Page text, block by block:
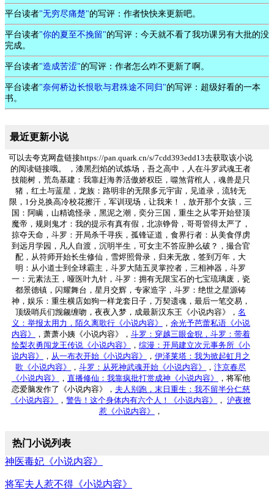
平台读者"无穷尽痛楚"的写评：作者快快来更新吧。
平台读者"你的夏至不挽留"的写评：今天就不看了我功课另有大批的没
完成。
平台读者"造成苦涩"的写评：作者怎么咋不更新了啊。
平台读者"奈何桥边长恨歌与君殊途不同归"的写评：超级好看的一本
书。
最近更新小说
可以去夸克网盘链接https://pan.quark.cn/s/7cdd393edd13去获取该小说
的阅读链接哦。 ，漆黑烈焰的试炼场，吾之高中，人在斗罗武魂王者
技能树，荒岛基建：我靠赶海养活傲娇权臣，噬煞背棺人，魂兽是只
猪，红土与蓝星，龙族：路明非的无限多元宇宙，见道录，流转无
限，1分兑换高冷校花擦汗，军训现场，让我来！，放开那个女孩，三
国：阿瞒，山精诡怪录，黑泥之潮，奕分三国，重生之从零开始登顶
魔帝，规则鬼才：我的提示有真有假，北凉铮骨，哥哥管得太严了，
掠夺天命，斗罗：开局杀千寻疾，孤锋证道，食界行者：从美食俘虏
到远月学园，凡人自渡，沉明半生，可女主不答应肿么破？，撮合官
配，从符师开始长生修仙，雪烬照骨录，归来无敌，签到万年，大
明：从小道士到全球霸主，斗罗大陆五灵掌控者，三相神器，斗罗
一：元素法王，哑医叶九针，斗罗：拥有无限宝石的七宝琉璃废，瓷
都景德镇，闪耀舞台，星月交辉，专家造字，斗罗：绝世之星源铸
神，娱乐：重生横店如狗一样龙套日子，万契遗魂，最后一笔交易，
顶级哨兵们觊觎缠吻，夜夜入梦，成最新汉东王《小说内容》，名
义：举报太用力， 陌久离歌行《小说内容》 ， 余光予芭蕾私语《小说
内容》
，萧萧小姨《小说内容》， 斗罗：穿越三眼金猊， 斗罗：带着
绘梨衣勇闯龙王传说《小说内容》
， 综漫：开局建立次元事务所《小
说内容》
， 从一布衣开始《小说内容》 ， 伊泽莱塔：我为掀起虹月之
歌《小说内容》
，斗罗：从死神武魂开始《小说内容》 ，汴京春尽
《小说内容》
， 直播修仙：我靠疯批打赏成神《小说内容》
，将军他
恋爱脑发作了《小说内容》， 夫人别跑， 末日重生：我不留半分仁慈
《小说内容》
，警告！这个身体内有六个人！《小说内容》 ，沪夜撩
惹《小说内容》
，
热门小说列表
神医毒妃《小说内容》
将军夫人惹不得《小说内容》